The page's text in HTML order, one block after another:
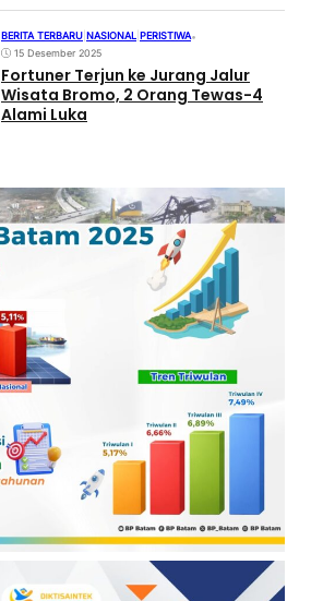
BERITA TERBARU NASIONAL PERISTIWA•
15 Desember 2025
Fortuner Terjun ke Jurang Jalur
Wisata Bromo, 2 Orang Tewas-4
Alami Luka